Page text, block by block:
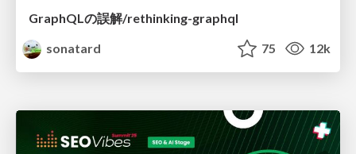
GraphQLの誤解/rethinking-graphql
sonatard
75 12k